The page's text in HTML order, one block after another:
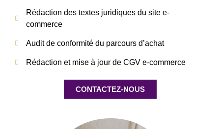
Rédaction des textes juridiques du site e-
commerce
Audit de conformité du parcours d’achat
Rédaction et mise à jour de CGV e-commerce
CONTACTEZ-NOUS